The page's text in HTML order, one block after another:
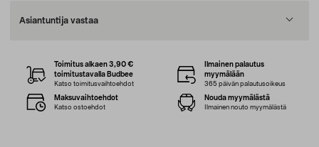
Asiantuntija vastaa
Toimitus alkaen 3,90 €
toimitustavalla Budbee
Katso toimitusvaihtoehdot
Ilmainen palautus
myymälään
365 päivän palautusoikeus
Maksuvaihtoehdot
Katso ostoehdot
Nouda myymälästä
Ilmainen nouto myymälästä